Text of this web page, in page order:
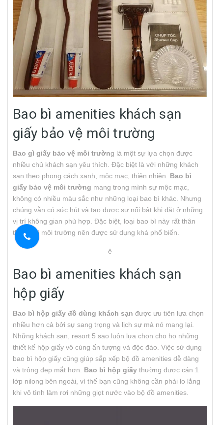
Bao bì amenities khách sạn
giấy bảo vệ môi trường
Bao gì giấy bảo vệ môi trường là một sự lựa chọn được
nhiều chủ khách sạn yêu thích. Đặc biệt là với những khách
sạn theo phong cách xanh, mộc mạc, thiên nhiên. Bao bì
giấy bảo vệ môi trường mang trong mình sự mộc mạc,
không có nhiều màu sắc như những loại bao bì khác. Nhưng
chúng vẫn có sức hút và tạo được sự nổi bật khi đặt ở những
vị trí không gian phù hợp. Đặc biệt, loại bao bì này rất thân
thiện với môi trường nên được sử dụng khá phổ biến.
ê
Bao bì amenities khách sạn
hộp giấy
Bao bì hộp giấy đồ dùng khách sạn được ưu tiên lựa chọn
nhiều hơn cả bởi sự sang trọng và lịch sự mà nó mang lại.
Những khách sạn, resort 5 sao luôn lựa chọn cho họ những
thiết kế hộp giấy vô cùng ấn tượng và độc đáo. Việc sử dụng
bao bì hộp giấy cũng giúp sắp xếp bộ đồ amenities dễ dàng
và trông đẹp mắt hơn. Bao bì hộp giấy thường được cán 1
lớp nilong bên ngoài, vì thế bạn cũng không cần phải lo lắng
khi vô tình làm rơi những giọt nước vào bộ đồ amenities.